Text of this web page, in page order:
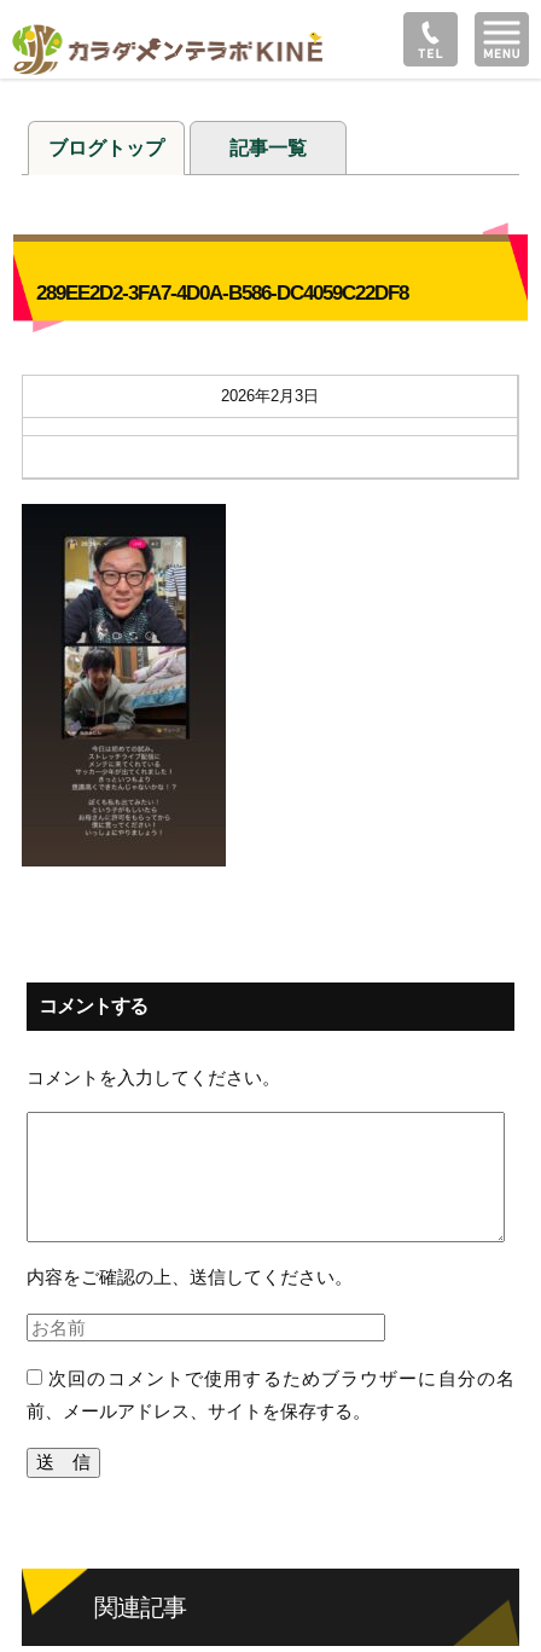
ブログトップ 記事一覧
289EE2D2-3FA7-4D0A-B586-DC4059C22DF8
2026年2月3日
コメントする
コメントを入力してください。
内容をご確認の上、送信してください。
次回のコメントで使用するためブラウザーに自分の名
前、メールアドレス、サイトを保存する。
関連記事